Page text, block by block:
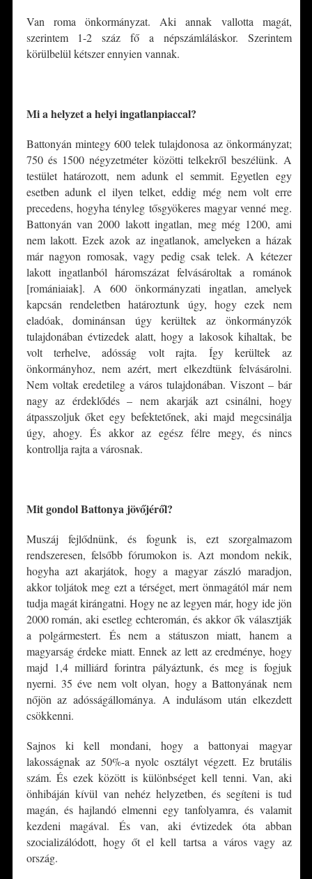
Van roma önkormányzat. Aki annak vallotta magát,
szerintem 1-2 száz fő a népszámláláskor. Szerintem
körülbelül kétszer ennyien vannak.
Mi a helyzet a helyi ingatlanpiaccal?
Battonyán mintegy 600 telek tulajdonosa az önkormányzat;
750 és 1500 négyzetméter közötti telkekről beszélünk. A
testület határozott, nem adunk el semmit. Egyetlen egy
esetben adunk el ilyen telket, eddig még nem volt erre
precedens, hogyha tényleg tősgyökeres magyar venné meg.
Battonyán van 2000 lakott ingatlan, meg még 1200, ami
nem lakott. Ezek azok az ingatlanok, amelyeken a házak
már nagyon romosak, vagy pedig csak telek. A kétezer
lakott ingatlanból háromszázat felvásároltak a románok
[romániaiak]. A 600 önkormányzati ingatlan, amelyek
kapcsán rendeletben határoztunk úgy, hogy ezek nem
eladóak, dominánsan úgy kerültek az önkormányzók
tulajdonában évtizedek alatt, hogy a lakosok kihaltak, be
volt terhelve, adósság volt rajta. Így kerültek az
önkormányhoz, nem azért, mert elkezdtünk felvásárolni.
Nem voltak eredetileg a város tulajdonában. Viszont – bár
nagy az érdeklődés – nem akarják azt csinálni, hogy
átpasszoljuk őket egy befektetőnek, aki majd megcsinálja
úgy, ahogy. És akkor az egész félre megy, és nincs
kontrollja rajta a városnak.
Mit gondol Battonya jövőjéről?
Muszáj fejlődnünk, és fogunk is, ezt szorgalmazom
rendszeresen, felsőbb fórumokon is. Azt mondom nekik,
hogyha azt akarjátok, hogy a magyar zászló maradjon,
akkor toljátok meg ezt a térséget, mert önmagától már nem
tudja magát kirángatni. Hogy ne az legyen már, hogy ide jön
2000 román, aki esetleg echteromán, és akkor ők választják
a polgármestert. És nem a státuszon miatt, hanem a
magyarság érdeke miatt. Ennek az lett az eredménye, hogy
majd 1,4 milliárd forintra pályáztunk, és meg is fogjuk
nyerni. 35 éve nem volt olyan, hogy a Battonyának nem
nőjön az adósságállománya. A indulásom után elkezdett
csökkenni.
Sajnos ki kell mondani, hogy a battonyai magyar
lakosságnak az 50%-a nyolc osztályt végzett. Ez brutális
szám. És ezek között is különbséget kell tenni. Van, aki
önhibáján kívül van nehéz helyzetben, és segíteni is tud
magán, és hajlandó elmenni egy tanfolyamra, és valamit
kezdeni magával. És van, aki évtizedek óta abban
szocializálódott, hogy őt el kell tartsa a város vagy az
ország.